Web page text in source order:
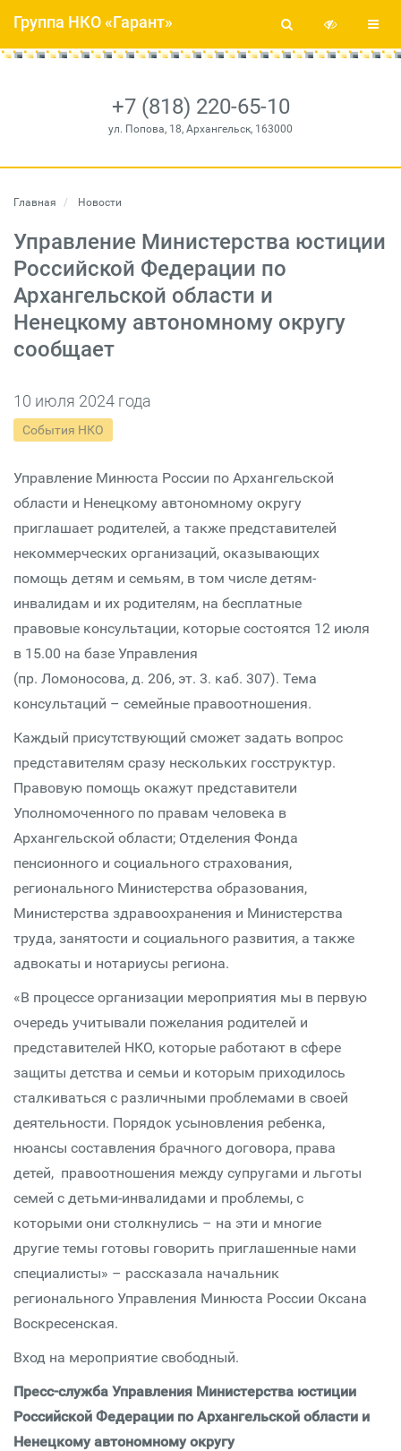
+7 (818) 220-65-10
ул. Попова, 18, Архангельск, 163000
Группа НКО «Гарант»
Главная Новости
Управление Министерства юстиции
Российской Федерации по
Архангельской области и
Ненецкому автономному округу
сообщает
10 июля 2024 года
События НКО
Управление Минюста России по Архангельской
области и Ненецкому автономному округу
приглашает родителей, а также представителей
некоммерческих организаций, оказывающих
помощь детям и семьям, в том числе детям-
инвалидам и их родителям, на бесплатные
правовые консультации, которые состоятся 12 июля
в 15.00 на базе Управления
(пр. Ломоносова, д. 206, эт. 3. каб. 307). Тема
консультаций – семейные правоотношения.
Каждый присутствующий сможет задать вопрос
представителям сразу нескольких госструктур.
Правовую помощь окажут представители
Уполномоченного по правам человека в
Архангельской области; Отделения Фонда
пенсионного и социального страхования,
регионального Министерства образования,
Министерства здравоохранения и Министерства
труда, занятости и социального развития, а также
адвокаты и нотариусы региона.
«В процессе организации мероприятия мы в первую
очередь учитывали пожелания родителей и
представителей НКО, которые работают в сфере
защиты детства и семьи и которым приходилось
сталкиваться с различными проблемами в своей
деятельности. Порядок усыновления ребенка,
нюансы составления брачного договора, права
детей, правоотношения между супругами и льготы
семей с детьми-инвалидами и проблемы, с
которыми они столкнулись – на эти и многие
другие темы готовы говорить приглашенные нами
специалисты» – рассказала начальник
регионального Управления Минюста России Оксана
Воскресенская.
Вход на мероприятие свободный.
Пресс-служба Управления Министерства юстиции
Российской Федерации по Архангельской области и
Ненецкому автономному округу